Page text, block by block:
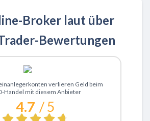
Broker laut über
Bewertungen
Zu XTBverlieren Geld beim
Handel mit diesem Anbieter
4.7 / 5